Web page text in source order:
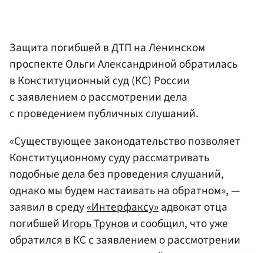
Защита погибшей в ДТП на Ленинском
проспекте Ольги Александриной обратилась
в Конституционный суд (КС) России
с заявлением о рассмотрении дела
с проведением публичных слушаний.
«Существующее законодательство позволяет
Конституционному суду рассматривать
подобные дела без проведения слушаний,
однако мы будем настаивать на обратном», —
заявил в среду«Интерфаксу»адвокат отца
погибшейИгорь Трунови сообщил, что уже
обратился в КС с заявлением о рассмотрении